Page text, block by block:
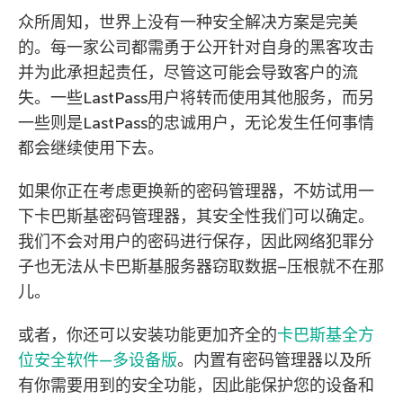
众所周知，世界上没有一种安全解决方案是完美
的。每一家公司都需勇于公开针对自身的黑客攻击
并为此承担起责任，尽管这可能会导致客户的流
失。一些LastPass用户将转而使用其他服务，而另
一些则是LastPass的忠诚用户，无论发生任何事情
都会继续使用下去。
如果你正在考虑更换新的密码管理器，不妨试用一
下卡巴斯基密码管理器，其安全性我们可以确定。
我们不会对用户的密码进行保存，因此网络犯罪分
子也无法从卡巴斯基服务器窃取数据–压根就不在那
儿。
或者，你还可以安装功能更加齐全的卡巴斯基全方
位安全软件—多设备版。内置有密码管理器以及所
有你需要用到的安全功能，因此能保护您的设备和